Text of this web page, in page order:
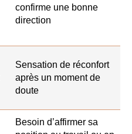
confirme une bonne
direction
Sensation de réconfort
après un moment de
doute
Besoin d’affirmer sa